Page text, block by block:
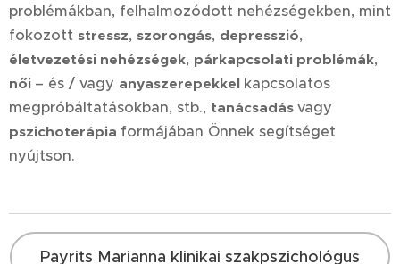
problémákban, felhalmozódott nehézségekben, mint
fokozott stressz, szorongás, depresszió,
életvezetési nehézségek, párkapcsolati problémák,
női – és / vagy anyaszerepekkel kapcsolatos
megpróbáltatásokban, stb., tanácsadás vagy
pszichoterápia formájában Önnek segítséget
nyújtson.
Payrits Marianna klinikai szakpszichológus